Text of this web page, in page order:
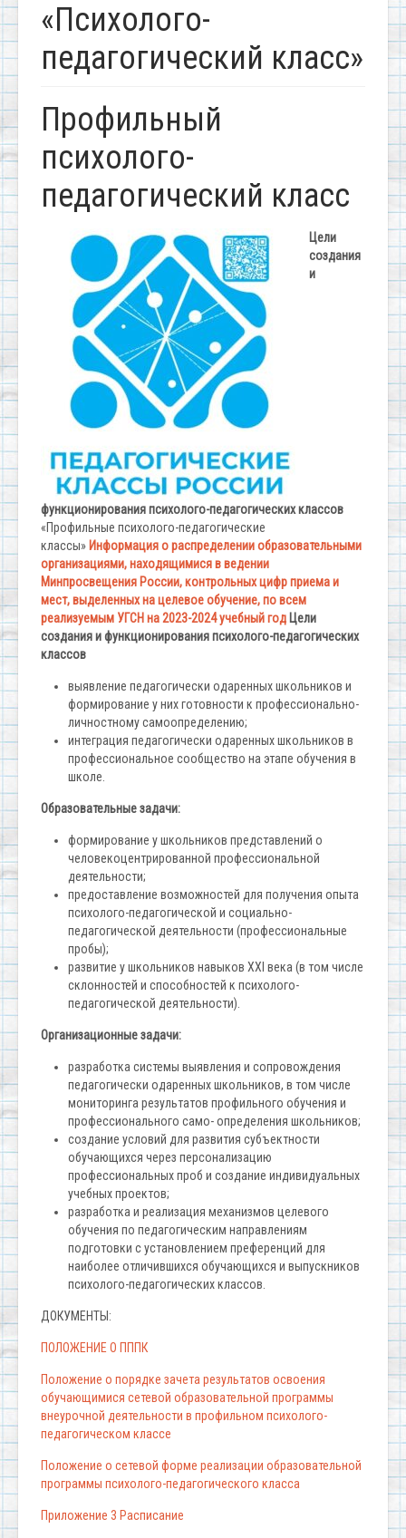
«Психолого-
педагогический класс»
Профильный
психолого-
педагогический класс
Цели
создания
и
функционирования психолого-педагогических классов
«Профильные психолого-педагогические
классы» Информация о распределении образовательными
организациями, находящимися в ведении
Минпросвещения России, контрольных цифр приема и
мест, выделенных на целевое обучение, по всем
реализуемым УГСН на 2023-2024 учебный год Цели
создания и функционирования психолого-педагогических
классов
выявление педагогически одаренных школьников и
формирование у них готовности к профессионально-
личностному самоопределению;
интеграция педагогически одаренных школьников в
профессиональное сообщество на этапе обучения в
школе.
Образовательные задачи:
формирование у школьников представлений о
человекоцентрированной профессиональной
деятельности;
предоставление возможностей для получения опыта
психолого-педагогической и социально-
педагогической деятельности (профессиональные
пробы);
развитие у школьников навыков XXI века (в том числе
склонностей и способностей к психолого-
педагогической деятельности).
Организационные задачи:
разработка системы выявления и сопровождения
педагогически одаренных школьников, в том числе
мониторинга результатов профильного обучения и
профессионального само- определения школьников;
создание условий для развития субъектности
обучающихся через персонализацию
профессиональных проб и создание индивидуальных
учебных проектов;
разработка и реализация механизмов целевого
обучения по педагогическим направлениям
подготовки с установлением преференций для
наиболее отличившихся обучающихся и выпускников
психолого-педагогических классов.
ДОКУМЕНТЫ:
ПОЛОЖЕНИЕ О ПППК
Положение о порядке зачета результатов освоения
обучающимися сетевой образовательной программы
внеурочной деятельности в профильном психолого-
педагогическом классе
Положение о сетевой форме реализации образовательной
программы психолого-педагогического класса
Приложение 3 Расписание